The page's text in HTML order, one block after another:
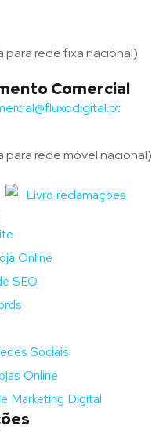
para rede fixa nacional)
Comercial
para rede móvel nacional)
Online
SEO
Sociais
Online
Marketing Digital